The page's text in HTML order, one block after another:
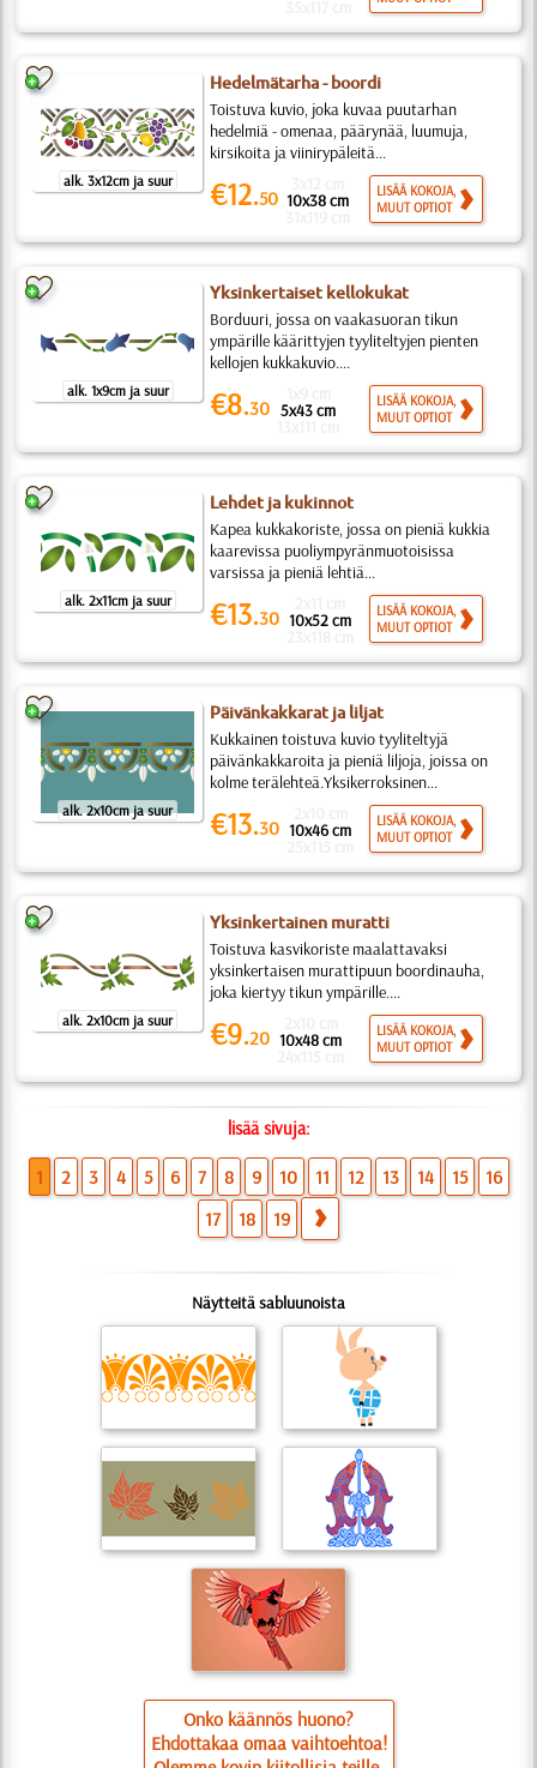
alk. 3x12cm ja suur
Hedelmätarha - boordi
Toistuva kuvio, joka kuvaa puutarhan
hedelmiä - omenaa, päärynää, luumuja,
kirsikoita ja viinirypäleitä...
€12.50 10x38 cm
LISÄÄ KOKOJA,
MUUT OPTIOT
alk. 1x9cm ja suur
Yksinkertaiset kellokukat
Borduuri, jossa on vaakasuoran tikun
ympärille käärittyjen tyyliteltyjen pienten
kellojen kukkakuvio....
€8.30 5x43 cm
LISÄÄ KOKOJA,
MUUT OPTIOT
alk. 2x11cm ja suur
Lehdet ja kukinnot
Kapea kukkakoriste, jossa on pieniä kukkia
kaarevissa puoliympyränmuotoisissa
varsissa ja pieniä lehtiä...
€13.30 10x52 cm
LISÄÄ KOKOJA,
MUUT OPTIOT
alk. 2x10cm ja suur
Päivänkakkarat ja liljat
Kukkainen toistuva kuvio tyyliteltyjä
päivänkakkaroita ja pieniä liljoja, joissa on
kolme terälehteä.Yksikerroksinen...
€13.30 10x46 cm
LISÄÄ KOKOJA,
MUUT OPTIOT
alk. 2x10cm ja suur
Yksinkertainen muratti
Toistuva kasvikoriste maalattavaksi
yksinkertaisen murattipuun boordinauha,
joka kiertyy tikun ympärille....
€9.20 10x48 cm
LISÄÄ KOKOJA,
MUUT OPTIOT
lisää sivuja:
1 2 3 4 5 6 7 8 9 10 11 12 13 14 15
16
17
18 19
Näytteitä sabluunoista
Onko käännös huono?
Ehdottakaa omaa vaihtoehtoa!